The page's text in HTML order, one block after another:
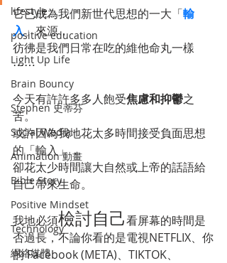
lifestyle
positive education
Light Up Life
Brain Bouncy
Stephen 史蒂芬
Social Wedia
Animation 動畫
Bible Story
Positive Mindset
Technology
網絡媒體
它已成為我們新世代思想的一大「輸
入」來源，
彷彿是我們日常在吃的維他命丸一樣
⋯⋯
今天有許許多多人飽受焦慮和抑鬱之
苦。
或許因為我地花太多時間接受負面思想
的「輸入」，
卻花太少時間讓大自然或上帝的話語給
自己帶來生命。
我地必須檢討自己看屏幕的時間是
否過長，不論你看的是電視NETFLIX、你
的 Facebook (META)、TIKTOK、